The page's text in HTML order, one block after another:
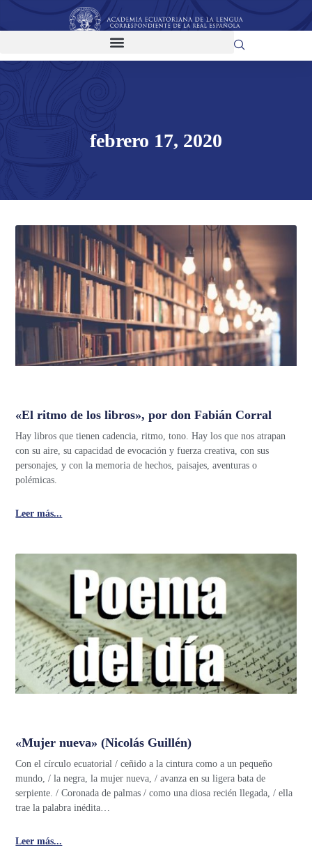
febrero 17, 2020
«El ritmo de los libros», por don Fabián Corral
Hay libros que tienen cadencia, ritmo, tono. Hay los que nos atrapan
con su aire, su capacidad de evocación y fuerza creativa, con sus
personajes, y con la memoria de hechos, paisajes, aventuras o
polémicas.
Leer más...
«Mujer nueva» (Nicolás Guillén)
Con el círculo ecuatorial / ceñido a la cintura como a un pequeño
mundo, / la negra, la mujer nueva, / avanza en su ligera bata de
serpiente. / Coronada de palmas / como una diosa recién llegada, / ella
trae la palabra inédita…
Leer más...